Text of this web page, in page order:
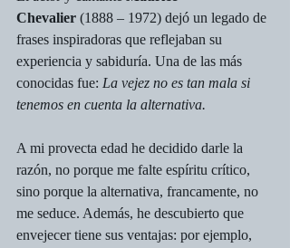
Chevalier (1888 – 1972) dejó un legado de
frases inspiradoras que reflejaban su
experiencia y sabiduría. Una de las más
conocidas fue: La vejez no es tan mala si
tenemos en cuenta la alternativa.
A mi provecta edad he decidido darle la
razón, no porque me falte espíritu crítico,
sino porque la alternativa, francamente, no
me seduce. Además, he descubierto que
envejecer tiene sus ventajas: por ejemplo,